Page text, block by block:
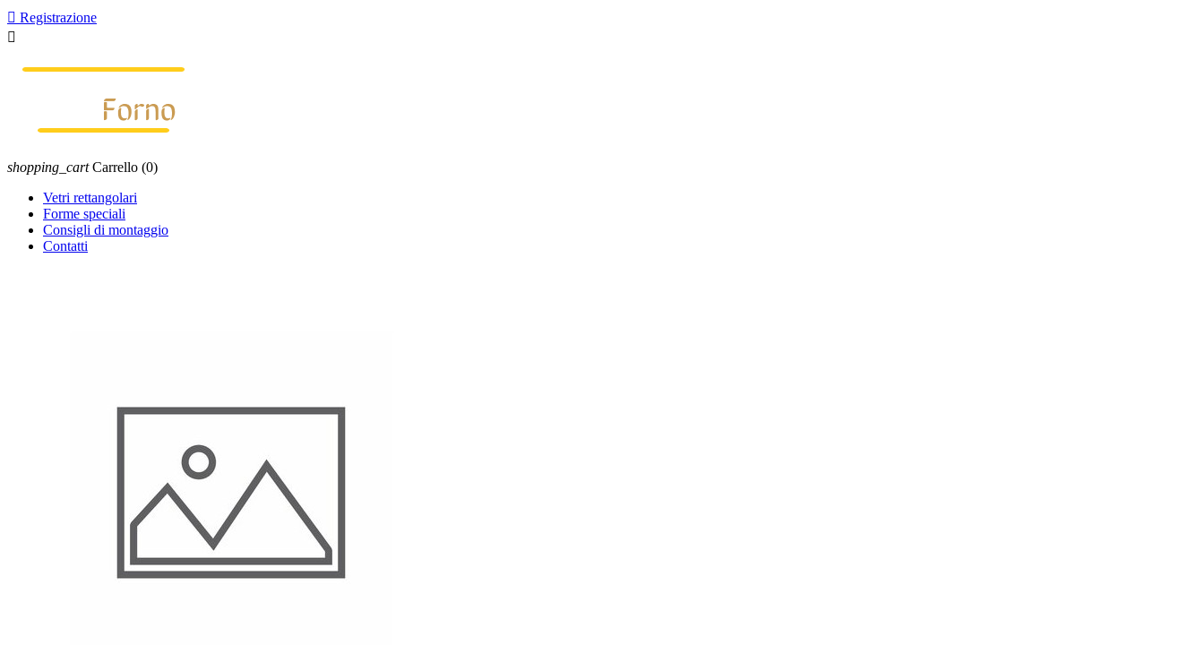
 Registrazione

shopping_cart Carrello (0)
Vetri rettangolari
Forme speciali
Consigli di montaggio
Contatti